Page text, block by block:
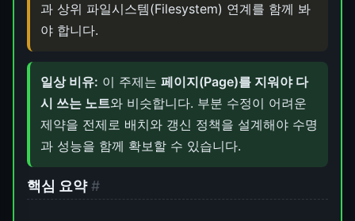
과 상위 파일시스템(Filesystem) 연계를 함께 봐
야 합니다.
일상 비유: 이 주제는 페이지(Page)를 지워야 다
시 쓰는 노트와 비슷합니다. 부분 수정이 어려운
제약을 전제로 배치와 갱신 정책을 설계해야 수명
과 성능을 함께 확보할 수 있습니다.
핵심 요약 #